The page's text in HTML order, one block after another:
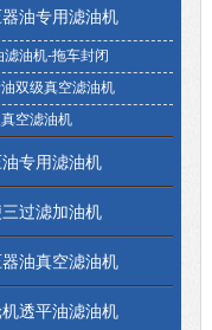
油专用滤油机
滤油机-拖车封闭
双级真空滤油机
空滤油机
专用滤油机
过滤加油机
油真空滤油机
透平油滤油机